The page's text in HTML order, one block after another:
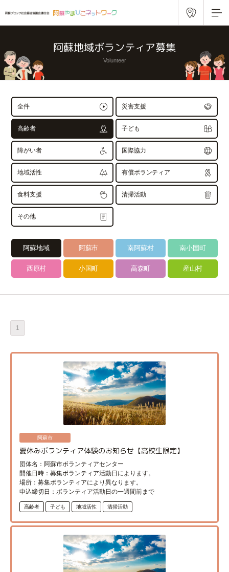
阿蘇地域ボランティア募集
Volunteer
全件 災害支援
高齢者 子ども
障がい者 国際協力
地域活性 有償ボランティア
食料支援 清掃活動
その他
阿蘇地域 阿蘇市 南阿蘇村 南小国町
西原村 小国町 高森町 産山村
1
阿蘇市
夏休みボランティア体験のお知らせ【高校生限定】
団体名：阿蘇市ボランティアセンター
開催日時：募集ボランティア活動日によります。
場所：募集ボランティアにより異なります。
申込締切日：ボランティア活動日の一週間前まで
高齢者 子ども 地域活性 清掃活動